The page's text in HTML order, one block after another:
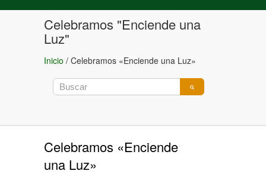
Celebramos "Enciende una
Luz"
Inicio / Celebramos «Enciende una Luz»
Celebramos «Enciende
una Luz»